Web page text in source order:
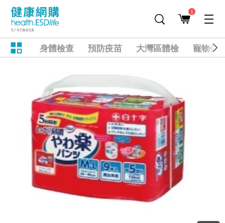
1
身體檢查 預防疫苗 大灣區體檢 寵物健